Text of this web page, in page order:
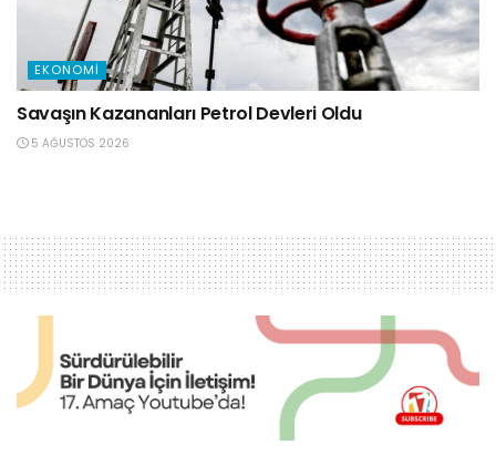
EKONOMI
Savaşın Kazananları Petrol Devleri Oldu
5 AĞUSTOS 2026